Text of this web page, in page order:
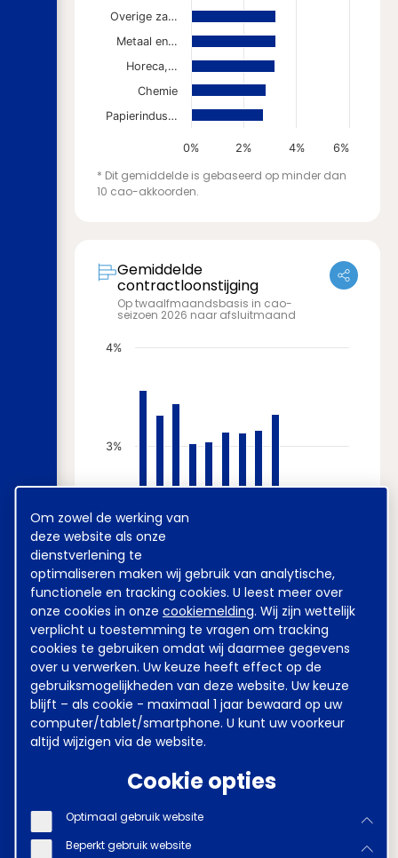
Cookie
melding
Om zowel de werking van
deze website als onze
dienstverlening te
optimaliseren maken wij gebruik van analytische,
functionele en tracking cookies. U leest meer over
onze cookies in onze cookiemelding. Wij zijn wettelijk
verplicht u toestemming te vragen om tracking
cookies te gebruiken omdat wij daarmee gegevens
over u verwerken. Uw keuze heeft effect op de
gebruiksmogelijkheden van deze website. Uw keuze
blijft – als cookie - maximaal 1 jaar bewaard op uw
computer/tablet/smartphone. U kunt uw voorkeur
altijd wijzigen via de website.
Cookie opties
Optimaal gebruik website
Beperkt gebruik website
0% 2% 4% 6%
Overige za…
Metaal en…
Horeca,…
Chemie
Papierindus…
* Dit gemiddelde is gebaseerd op minder dan
10 cao-akkoorden.
Gemiddelde
contractloonstijging
Op twaalfmaandsbasis in cao-
seizoen 2026 naar afsluitmaand
0%
1%
2%
3%
4%
* Dit gemiddelde is gebaseerd op minder dan